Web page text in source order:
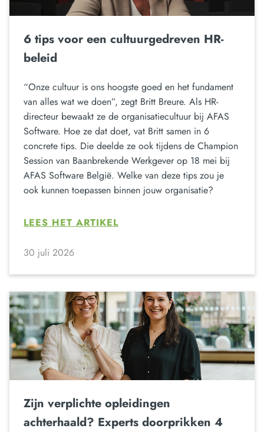
6 tips voor een cultuurgedreven HR-
beleid
“Onze cultuur is ons hoogste goed en het fundament
van alles wat we doen”, zegt Britt Breure. Als HR-
directeur bewaakt ze de organisatiecultuur bij AFAS
Software. Hoe ze dat doet, vat Britt samen in 6
concrete tips. Die deelde ze ook tijdens de Champion
Session van Baanbrekende Werkgever op 18 mei bij
AFAS Software België. Welke van deze tips zou je
ook kunnen toepassen binnen jouw organisatie?
LEES HET ARTIKEL
30 juli 2026
Zijn verplichte opleidingen
achterhaald? Experts doorprikken 4